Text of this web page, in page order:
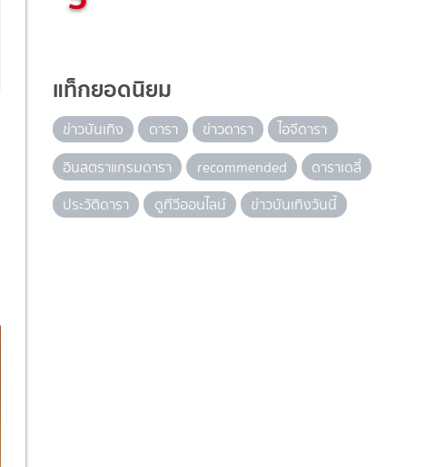
แท็กยอดนิยม
ข่าวบันเทิง ดารา ข่าวดารา
ไอจีดารา
อินสตราแกรมดารา
recommended
ดาราเดลี่
ประวัติดารา
ดูทีวีออนไลน์ ข่าวบันเทิงวันนี้